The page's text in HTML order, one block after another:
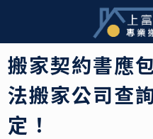
搬家契約書應
法搬家公司查
定！